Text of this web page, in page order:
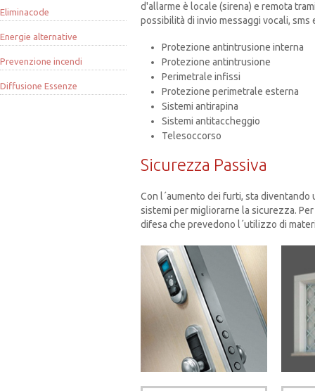
Eliminacode
Energie alternative
Prevenzione incendi
Diffusione Essenze
d'allarme è locale (sirena) e remota
possibilità di invio messaggi vocali, sms
Protezione antintrusione interna
Protezione antintrusione
Perimetrale infissi
Protezione perimetrale esterna
Sistemi antirapina
Sistemi antitaccheggio
Telesoccorso
Sicurezza Passiva
Con l´aumento dei furti, sta
sistemi per migliorarne la sicurezza.
difesa che prevedono l´utilizzo di